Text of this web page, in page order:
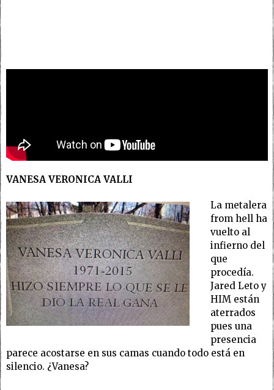
VANESA VERONICA VALLI
La metalera
from hell ha
vuelto al
infierno del
que
procedía.
Jared Leto y
HIM están
aterrados
pues una
presencia
parece acostarse en sus camas cuando todo está en
silencio. ¿Vanesa?